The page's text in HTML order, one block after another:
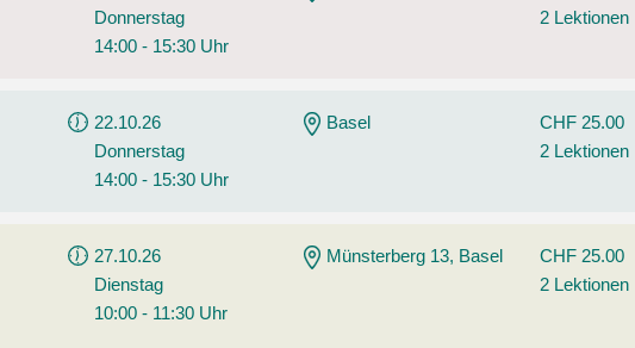
Donnerstag
14:00 - 15:30 Uhr
2 Lektionen
22.10.26
Donnerstag
14:00 - 15:30 Uhr
Basel
CHF 25.00
2 Lektionen
27.10.26
Dienstag
10:00 - 11:30 Uhr
Münsterberg 13, Basel
CHF 25.00
2 Lektionen